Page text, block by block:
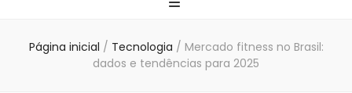
Página inicial / Tecnologia / Mercado fitness no Brasil:
dados e tendências para 2025